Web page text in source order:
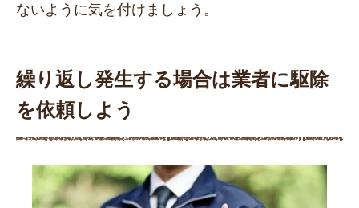
ないように気を付けましょう。
繰り返し発生する場合は業者に駆除
を依頼しよう